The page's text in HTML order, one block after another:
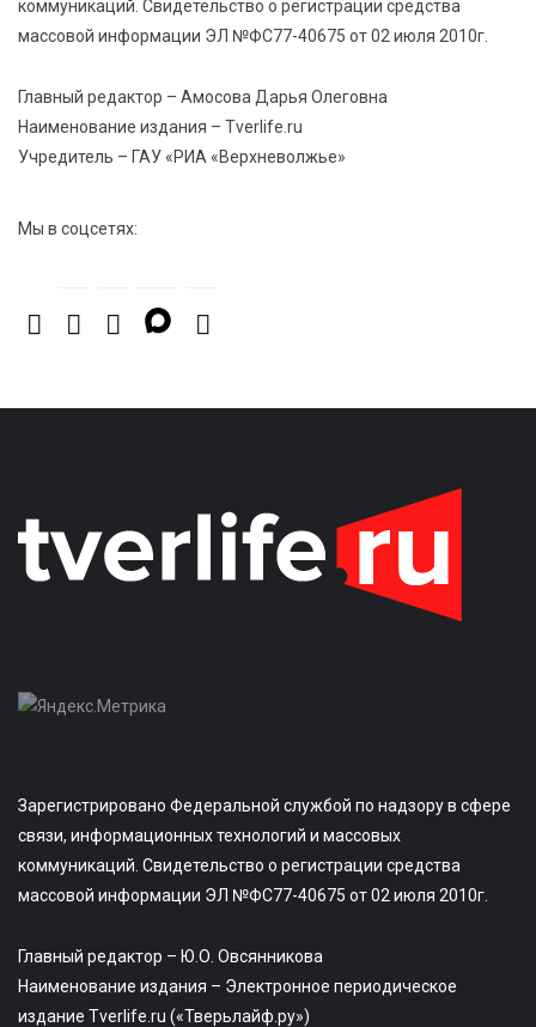
инспекторы ГИБДД напомнили школьникам
правила безопасности в автобусах
коммуникаций. Свидетельство о регистрации средства
массовой информации ЭЛ №ФС77-40675 от 02 июля 2010г.
Главный редактор – Амосова Дарья Олеговна
Наименование издания – Tverlife.ru
Учредитель – ГАУ «РИА «Верхневолжье»
Мы в соцсетях:
Зарегистрировано Федеральной службой по надзору в сфере
связи, информационных технологий и массовых
коммуникаций. Свидетельство о регистрации средства
массовой информации ЭЛ №ФС77-40675 от 02 июля 2010г.
Главный редактор – Ю.О. Овсянникова
Наименование издания – Электронное периодическое
издание Tverlife.ru («Тверьлайф.ру»)